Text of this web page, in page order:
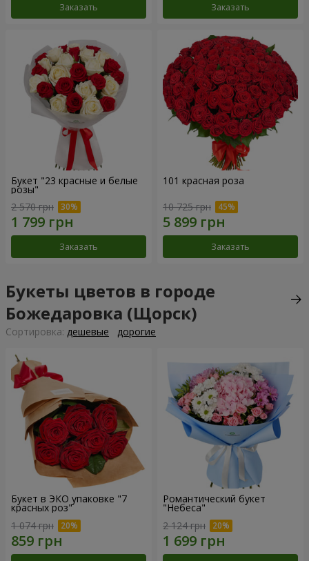
Заказать Заказать
Букет "23 красные и белые
розы"
2 570 грн
Заказать
101 красная роза
10 725 грн
Заказать
Букеты цветов в городе
Божедаровка (Щорск)
Cортировка: дешевые дорогие
Букет в ЭКО упаковке "7
красных роз"
1 074 грн
Романтический букет
"Небеса"
2 124 грн